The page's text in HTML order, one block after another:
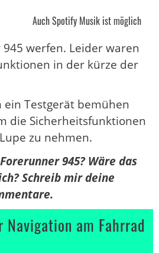
Auch Spotify Musik ist möglich
werfen. Leider waren
in der kürze der
Testgerät bemühen
die Sicherheitsfunktionen
zu nehmen.
945? Wäre das
Schreib mir deine
Navigation am Fahrrad